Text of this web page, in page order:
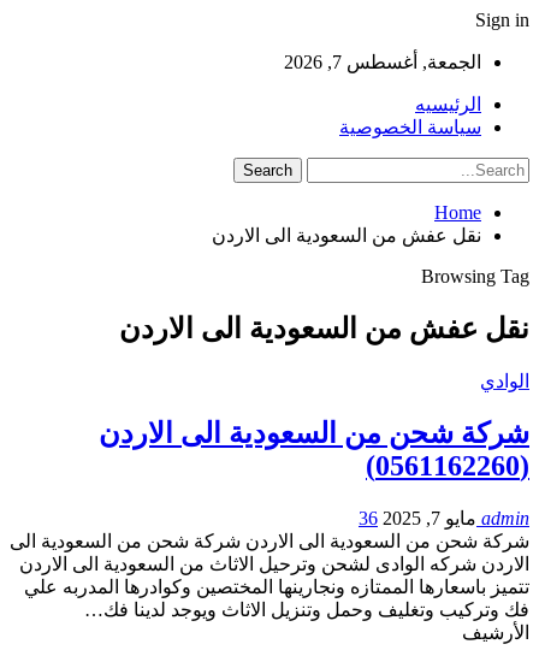
Sign in
الجمعة, أغسطس 7, 2026
الرئيسيه
سياسة الخصوصية
Home
نقل عفش من السعودية الى الاردن
Browsing Tag
نقل عفش من السعودية الى الاردن
الوادي
شركة شحن من السعودية الى الاردن
(0561162260)
admin مايو 7, 2025
36
شركة شحن من السعودية الى الاردن شركة شحن من السعودية الى
الاردن شركه الوادى لشحن وترحيل الاثاث من السعودية الى الاردن
تتميز باسعارها الممتازه ونجارينها المختصين وكوادرها المدربه علي
فك وتركيب وتغليف وحمل وتنزيل الاثاث ويوجد لدينا فك…
الأرشيف